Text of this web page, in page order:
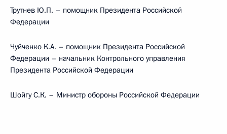
Трутнев Ю.П. – помощник Президента Российской
Федерации
Чуйченко К.А. – помощник Президента Российской
Федерации – начальник Контрольного управления
Президента Российской Федерации
Шойгу С.К. – Министр обороны Российской Федерации